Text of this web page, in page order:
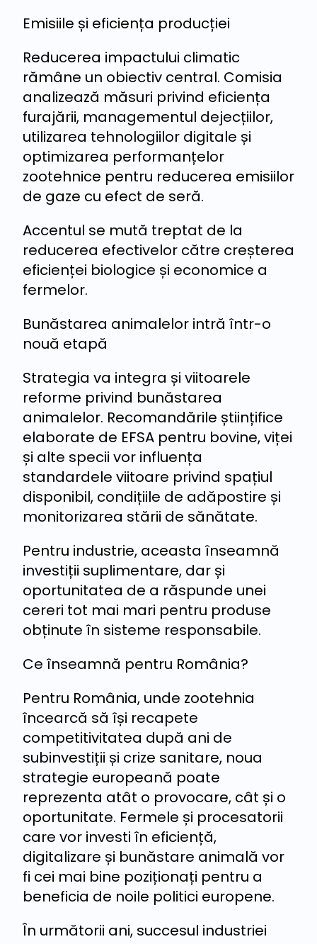
Emisiile și eficiența producției
Reducerea impactului climatic
rămâne un obiectiv central. Comisia
analizează măsuri privind eficiența
furajării, managementul dejecțiilor,
utilizarea tehnologiilor digitale și
optimizarea performanțelor
zootehnice pentru reducerea emisiilor
de gaze cu efect de seră.
Accentul se mută treptat de la
reducerea efectivelor către creșterea
eficienței biologice și economice a
fermelor.
Bunăstarea animalelor intră într-o
nouă etapă
Strategia va integra și viitoarele
reforme privind bunăstarea
animalelor. Recomandările științifice
elaborate de EFSA pentru bovine, viței
și alte specii vor influența
standardele viitoare privind spațiul
disponibil, condițiile de adăpostire și
monitorizarea stării de sănătate.
Pentru industrie, aceasta înseamnă
investiții suplimentare, dar și
oportunitatea de a răspunde unei
cereri tot mai mari pentru produse
obținute în sisteme responsabile.
Ce înseamnă pentru România?
Pentru România, unde zootehnia
încearcă să își recapete
competitivitatea după ani de
subinvestiții și crize sanitare, noua
strategie europeană poate
reprezenta atât o provocare, cât și o
oportunitate. Fermele și procesatorii
care vor investi în eficiență,
digitalizare și bunăstare animală vor
fi cei mai bine poziționați pentru a
beneficia de noile politici europene.
În următorii ani, succesul industriei